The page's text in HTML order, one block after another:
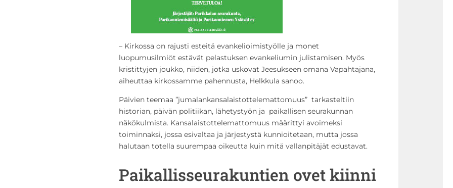
– Kirkossa on rajusti esteitä evankelioimistyölle ja monet
luopumusilmiöt estävät pelastuksen evankeliumin julistamisen. Myös
kristittyjen joukko, niiden, jotka uskovat Jeesukseen omana Vapahtajana,
aiheuttaa kirkossamme pahennusta, Helkkula sanoo.
Päivien teemaa ”jumalankansalaistottelemattomuus” tarkasteltiin
historian, päivän politiikan, lähetystyön ja paikallisen seurakunnan
näkökulmista. Kansalaistottelemattomuus määrittyi avoimeksi
toiminnaksi, jossa esivaltaa ja järjestystä kunnioitetaan, mutta jossa
halutaan totella suurempaa oikeutta kuin mitä vallanpitäjät edustavat.
Paikallisseurakuntien ovet kiinni